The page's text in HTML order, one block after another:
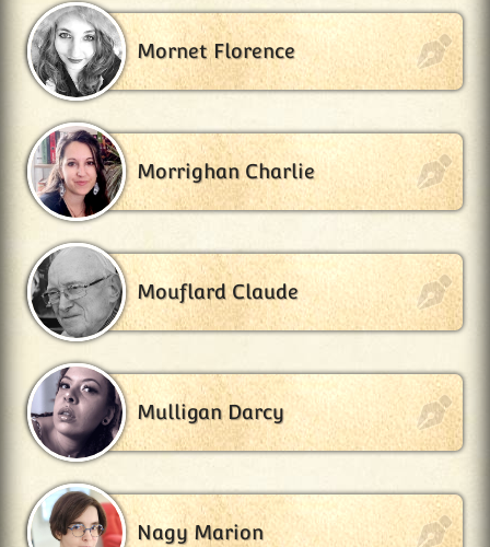
Mornet Florence
Morrighan Charlie
Mouflard Claude
Mulligan Darcy
Nagy Marion